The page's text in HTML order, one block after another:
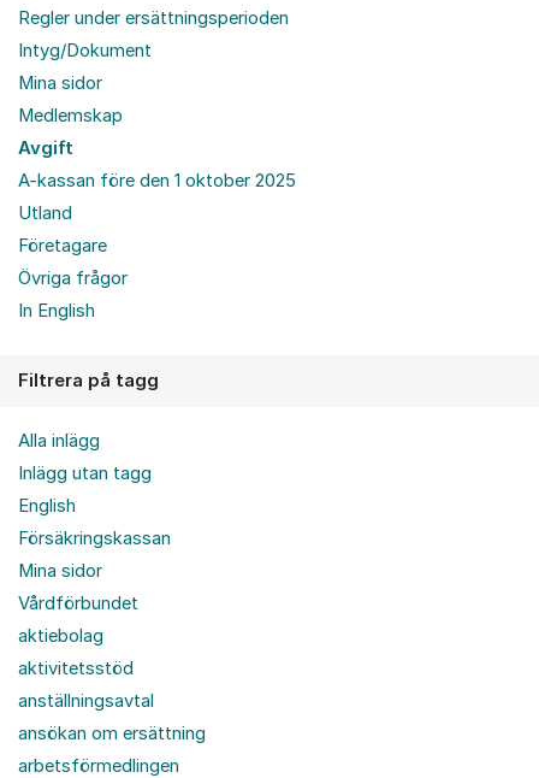
Regler under ersättningsperioden
Intyg/Dokument
Mina sidor
Medlemskap
Avgift
A-kassan före den 1 oktober 2025
Utland
Företagare
Övriga frågor
In English
Filtrera på tagg
Alla inlägg
Inlägg utan tagg
English
Försäkringskassan
Mina sidor
Vårdförbundet
aktiebolag
aktivitetsstöd
anställningsavtal
ansökan om ersättning
arbetsförmedlingen